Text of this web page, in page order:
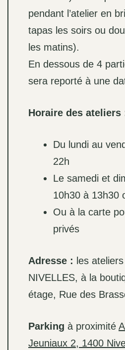
pendant l’atelier en
tapas les soirs ou
les matins).
En dessous de 4
sera reporté à une
Horaire des ateliers
Du lundi au
22h
Le samedi et
10h30 à 13h30
Ou à la carte
privés
Adresse : les
NIVELLES, à la
étage, Rue des
Parking à proximité
Jeuniaux 2, 1400